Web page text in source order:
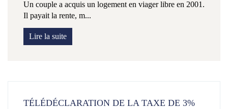
Un couple a acquis un logement en viager libre en 2001.
Il payait la rente, m...
Lire la suite
TÉLÉDÉCLARATION DE LA TAXE DE 3%